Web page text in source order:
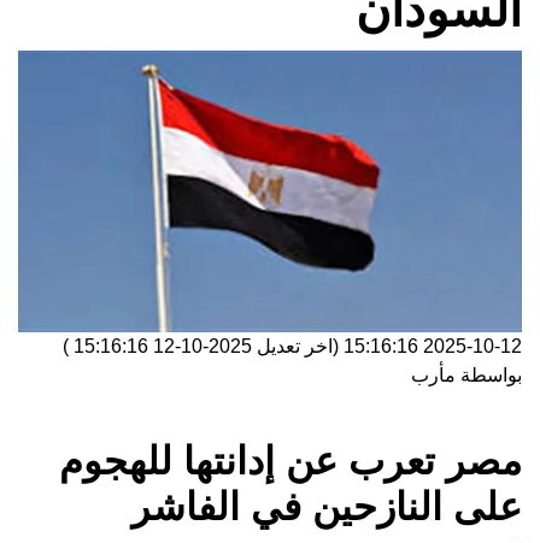
2025-10-12 15:16:16 (اخر تعديل 2025-10-12 15:16:16
)
بواسطة مأرب
مصر تعرب عن إدانتها للهجوم
على النازحين في الفاشر